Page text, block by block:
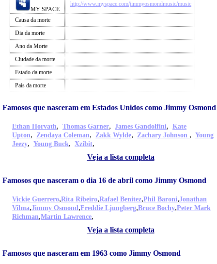
MY SPACE
http://www.myspace.com/jimmyosmondmusic/music
Causa da morte
Dia da morte
Ano da Morte
Ciudade da morte
Estado da morte
Pais da morte
Famosos que nasceram em Estados Unidos como Jimmy Osmond
Ethan Horvath, Thomas Garner, James Gandolfini, Kate
Upton, Zendaya Coleman, Zakk Wylde, Zachary Johnson , Young
Jeezy, Young Buck, Xzibit,
Veja a lista completa
Famosos que nasceram o dia 16 de abril como Jimmy Osmond
Vickie Guerrero,Rita Ribeiro,Rafael Benitez,Phil Baroni,Jonathan
Vilma,Jimmy Osmond,Freddie Ljungberg,Bruce Bochy,Peter Mark
Richman,Martin Lawrence,
Veja a lista completa
Famosos que nasceram em 1963 como Jimmy Osmond